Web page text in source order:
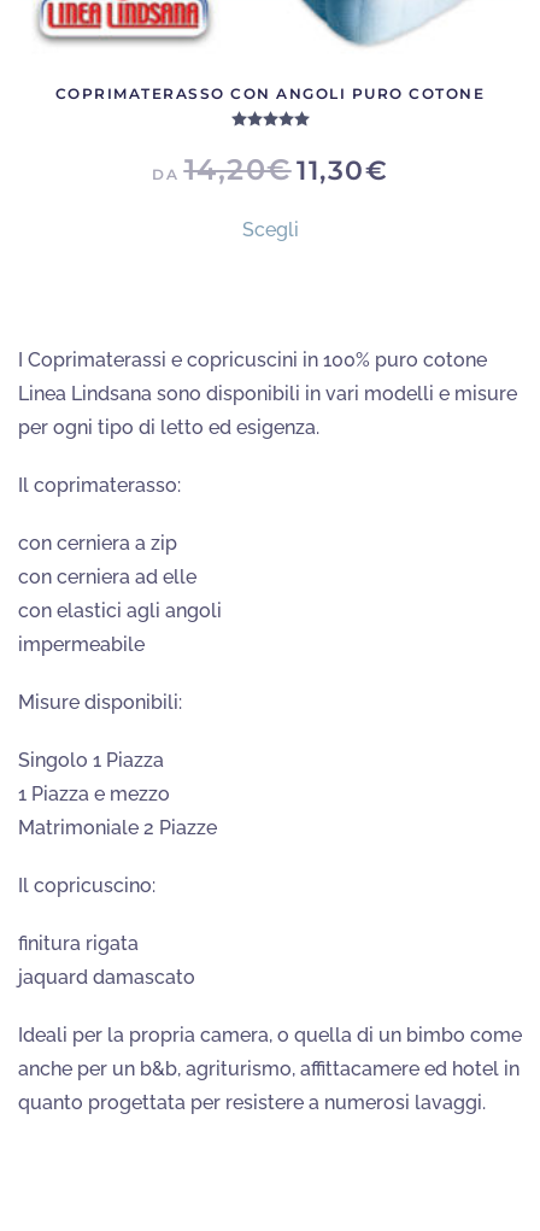
COPRIMATERASSO CON ANGOLI PURO COTONE
Valutato
DA14,20€11,30€
Scegliprodotto
Le
opzioni
possono
I Coprimaterassi e copricuscini in 100% puro cotone
Linea Lindsana sono disponibili in vari modelli e misure
per ogni tipo di letto ed esigenza.
Il coprimaterasso:
con cerniera a zip
con cerniera ad elle
con elastici agli angoli
impermeabile
Misure disponibili:
Singolo 1 Piazza
1 Piazza e mezzo
Matrimoniale 2 Piazze
Il copricuscino:
finitura rigata
jaquard damascato
Ideali per la propria camera, o quella di un bimbo come
anche per un b&b, agriturismo, affittacamere ed hotel in
quanto progettata per resistere a numerosi lavaggi.